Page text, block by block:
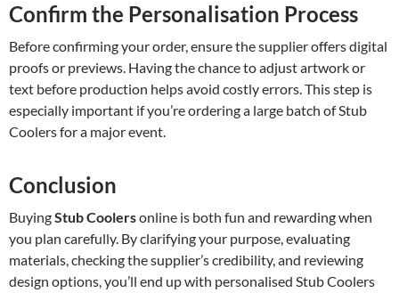
Confirm the Personalisation Process
Before confirming your order, ensure the supplier offers digital
proofs or previews. Having the chance to adjust artwork or
text before production helps avoid costly errors. This step is
especially important if you’re ordering a large batch of Stub
Coolers for a major event.
Conclusion
BuyingStub Coolersonline is both fun and rewarding when
you plan carefully. By clarifying your purpose, evaluating
materials, checking the supplier’s credibility, and reviewing
design options, you’ll end up with personalised Stub Coolers